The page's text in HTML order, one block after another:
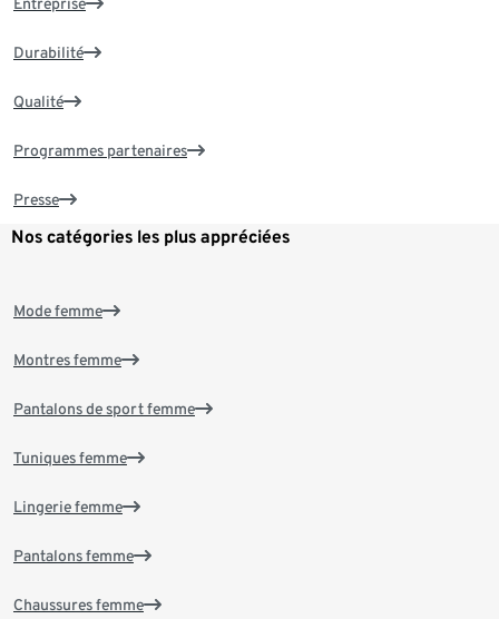
Durabilité
Qualité
Programmes partenaires
Presse
Nos catégories les plus appréciées
Mode femme
Montres femme
Pantalons de sport femme
Tuniques femme
Lingerie femme
Pantalons femme
Chaussures femme